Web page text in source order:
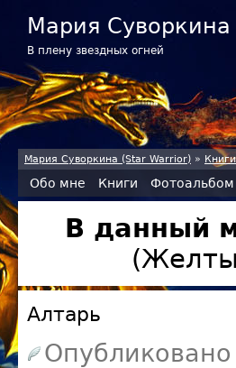
Мария
В плену звездных огней
Мария Суворкина (Star Warrior) » Книги
Обо мне Книги Фотоальбом
В данный
Алтарь
Опубликовано